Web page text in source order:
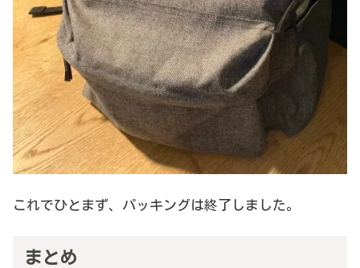
これでひとまず、パッキングは終了しました。
まとめ